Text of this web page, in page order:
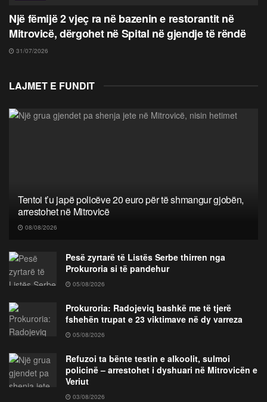
Një fëmijë 2 vjeç ra në bazenin e restorantit në
Mitrovicë, dërgohet në Spital në gjendje të rëndë
31/07/2026
LAJMET E FUNDIT
Tentoi t’u japë policëve 20 euro për të shmangur gjobën,
arrestohet në Mitrovicë
08/08/2026
Pesë zyrtarë të Listës Serbe thirren nga
Prokuroria si të pandehur
05/08/2026
Prokuroria: Radojeviq bashkë me të tjerë
fshehën trupat e 23 viktimave në dy varreza
05/08/2026
Refuzoi ta bënte testin e alkoolit, sulmoi
policinë – arrestohet i dyshuari në Mitrovicën e
Veriut
03/08/2026